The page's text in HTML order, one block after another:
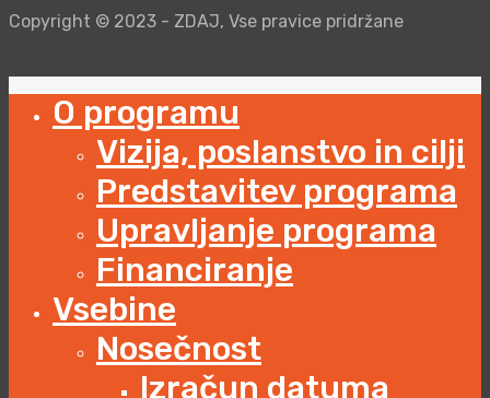
Copyright © 2023 - ZDAJ, Vse pravice pridržane
O programu
Vizija, poslanstvo in cilji
Predstavitev programa
Upravljanje programa
Financiranje
Vsebine
Nosečnost
Izračun datuma